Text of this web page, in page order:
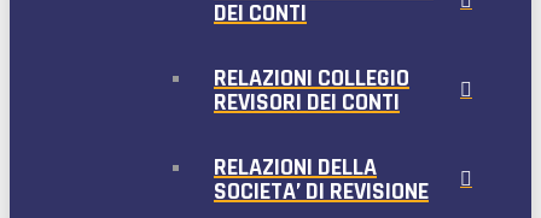
DEI CONTI
RELAZIONI COLLEGIO
REVISORI DEI CONTI
RELAZIONI DELLA
SOCIETA’ DI REVISIONE